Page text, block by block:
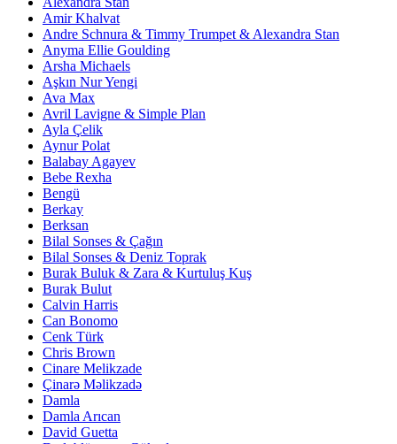
Amir Khalvat
Andre Schnura & Timmy Trumpet & Alexandra Stan
Anyma Ellie Goulding
Arsha Michaels
Aşkın Nur Yengi
Ava Max
Avril Lavigne & Simple Plan
Ayla Çelik
Aynur Polat
Balabay Agayev
Bebe Rexha
Bengü
Berkay
Berksan
Bilal Sonses & Çağın
Bilal Sonses & Deniz Toprak
Burak Buluk & Zara & Kurtuluş Kuş
Burak Bulut
Calvin Harris
Can Bonomo
Cenk Türk
Chris Brown
Cinare Melikzade
Çinarə Məlikzadə
Damla
Damla Arıcan
David Guetta